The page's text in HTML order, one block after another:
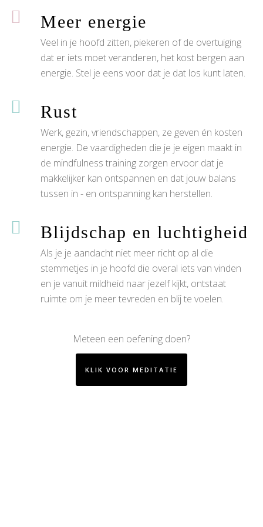
Meer energie
Veel in je hoofd zitten, piekeren of de overtuiging
dat er iets moet veranderen, het kost bergen aan
energie. Stel je eens voor dat je dat los kunt laten.
Rust
Werk, gezin, vriendschappen, ze geven én kosten
energie. De vaardigheden die je je eigen maakt in
de mindfulness training zorgen ervoor dat je
makkelijker kan ontspannen en dat jouw balans
tussen in - en ontspanning kan herstellen.
Blijdschap en luchtigheid
Als je je aandacht niet meer richt op al die
stemmetjes in je hoofd die overal iets van vinden
en je vanuit mildheid naar jezelf kijkt, ontstaat
ruimte om je meer tevreden en blij te voelen.
Meteen een oefening doen?
KLIK VOOR MEDITATIE